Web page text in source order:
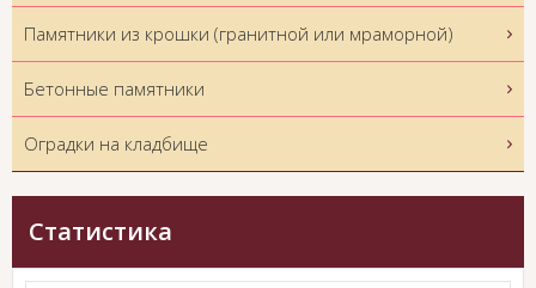
Памятники из крошки (гранитной или мраморной)
Бетонные памятники
Оградки на кладбище
Статистика